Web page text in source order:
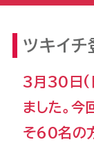
ツキイチ
3月30日(
ました。今
そ60名の